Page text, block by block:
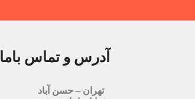
آدرس و تماس باما
تهران – حسن آباد